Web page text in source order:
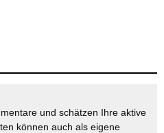
und schätzen Ihre aktive
können auch als eigene